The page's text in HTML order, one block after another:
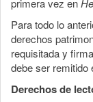
primera vez en
Para todo lo
derechos
requisitada y
debe ser remitido
Derechos de